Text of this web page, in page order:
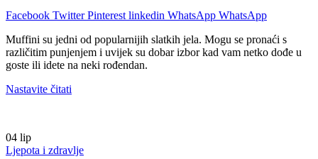
Facebook Twitter Pinterest linkedin WhatsApp WhatsApp
Muffini su jedni od popularnijih slatkih jela. Mogu se pronaći s
različitim punjenjem i uvijek su dobar izbor kad vam netko dođe u
goste ili idete na neki rođendan.
Nastavite čitati
04 lip
Ljepota i zdravlje